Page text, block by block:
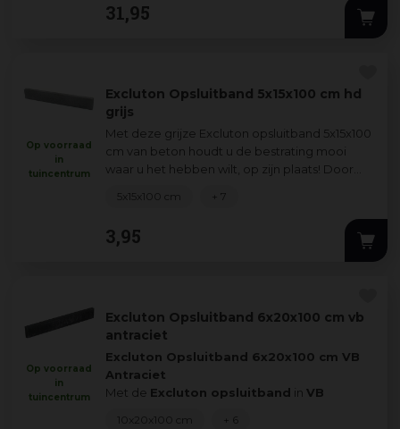
31,95
Excluton Opsluitband 5x15x100 cm hd
grijs
Met deze grijze Excluton opsluitband 5x15x100
cm van beton houdt u de bestrating mooi
waar u het hebben wilt, op zijn plaats! Door
Op voorraad
in
tuincentrum
3,95
5x15x100 cm + 7
Excluton Opsluitband 6x20x100 cm vb
antraciet
Excluton Opsluitband 6x20x100 cm VB
Antraciet
Met de Excluton opsluitband in VB
Op voorraad
in
tuincentrum
10x20x100 cm + 6